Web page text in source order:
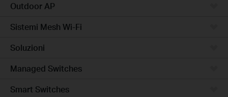
Outdoor AP
Sistemi Mesh Wi-Fi
Soluzioni
Managed Switches
Smart Switches